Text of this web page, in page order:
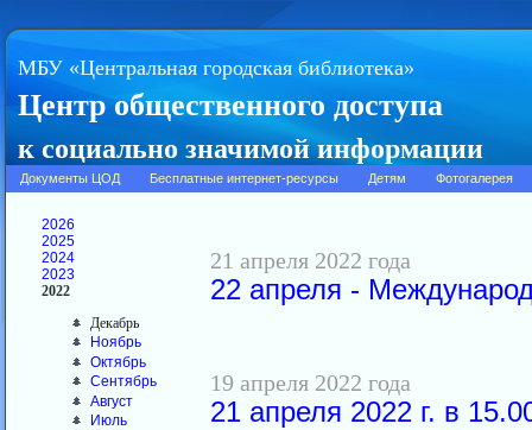
МБУ «Центральная городская библиотека»
Центр общественного доступа
к социально значимой информации
Документы ЦОД Бесплатные интернет-ресурсы Детям Фотогалерея
2026
2025
2024
2023
2022
Декабрь
Ноябрь
Октябрь
Сентябрь
Август
Июль
21 апреля 2022 года
22 апреля -
19 апреля 2022 года
21 апреля 2022 г. в